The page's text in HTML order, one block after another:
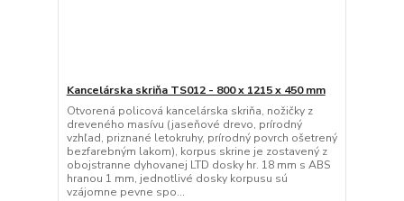
Kancelárska skriňa TS012 - 800 x 1215 x 450 mm
Otvorená policová kancelárska skriňa, nožičky z
dreveného masívu (jaseňové drevo, prírodný
vzhľad, priznané letokruhy, prírodný povrch ošetrený
bezfarebným lakom), korpus skrine je zostavený z
obojstranne dyhovanej LTD dosky hr. 18 mm s ABS
hranou 1 mm, jednotlivé dosky korpusu sú
vzájomne pevne spo...